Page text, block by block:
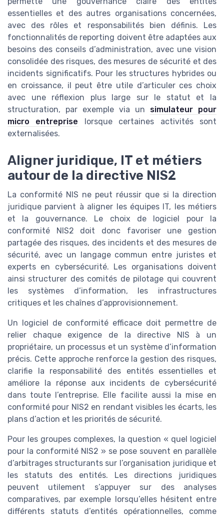
essentielles et des autres organisations concernées,
avec des rôles et responsabilités bien définis. Les
fonctionnalités de reporting doivent être adaptées aux
besoins des conseils d’administration, avec une vision
consolidée des risques, des mesures de sécurité et des
incidents significatifs. Pour les structures hybrides ou
en croissance, il peut être utile d’articuler ces choix
avec une réflexion plus large sur le statut et la
structuration, par exemple via un simulateur pour
micro entreprise lorsque certaines activités sont
externalisées.
Aligner juridique, IT et métiers
autour de la directive NIS2
La conformité NIS ne peut réussir que si la direction
juridique parvient à aligner les équipes IT, les métiers
et la gouvernance. Le choix de logiciel pour la
conformité NIS2 doit donc favoriser une gestion
partagée des risques, des incidents et des mesures de
sécurité, avec un langage commun entre juristes et
experts en cybersécurité. Les organisations doivent
ainsi structurer des comités de pilotage qui couvrent
les systèmes d’information, les infrastructures
critiques et les chaînes d’approvisionnement.
Un logiciel de conformité efficace doit permettre de
relier chaque exigence de la directive NIS à un
propriétaire, un processus et un système d’information
précis. Cette approche renforce la gestion des risques,
clarifie la responsabilité des entités essentielles et
améliore la réponse aux incidents de cybersécurité
dans toute l’entreprise. Elle facilite aussi la mise en
conformité pour NIS2 en rendant visibles les écarts, les
plans d’action et les priorités de sécurité.
Pour les groupes complexes, la question « quel logiciel
pour la conformité NIS2 » se pose souvent en parallèle
d’arbitrages structurants sur l’organisation juridique et
les statuts des entités. Les directions juridiques
peuvent utilement s’appuyer sur des analyses
comparatives, par exemple lorsqu’elles hésitent entre
différents statuts d’entités opérationnelles, comme